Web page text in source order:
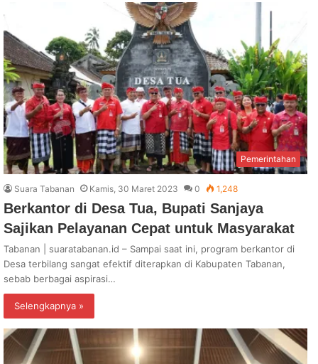
Pemerintahan
Suara Tabanan Kamis, 30 Maret 2023 0 1,248
Berkantor di Desa Tua, Bupati Sanjaya
Sajikan Pelayanan Cepat untuk Masyarakat
Tabanan | suaratabanan.id – Sampai saat ini, program berkantor di
Desa terbilang sangat efektif diterapkan di Kabupaten Tabanan,
sebab berbagai aspirasi…
Selengkapnya »